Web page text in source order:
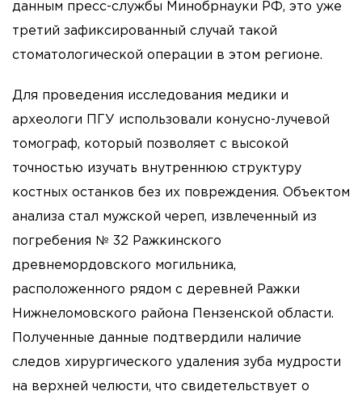
данным пресс-службы Минобрнауки РФ, это уже
третий зафиксированный случай такой
стоматологической операции в этом регионе.
Для проведения исследования медики и
археологи ПГУ использовали конусно-лучевой
томограф, который позволяет с высокой
точностью изучать внутреннюю структуру
костных останков без их повреждения. Объектом
анализа стал мужской череп, извлеченный из
погребения № 32 Ражкинского
древнемордовского могильника,
расположенного рядом с деревней Ражки
Нижнеломовского района Пензенской области.
Полученные данные подтвердили наличие
следов хирургического удаления зуба мудрости
на верхней челюсти, что свидетельствует о